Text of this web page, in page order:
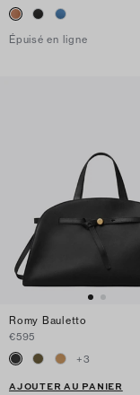
Épuisé en ligne
Romy Bauletto
€595
+3
AJOUTER AU PANIER